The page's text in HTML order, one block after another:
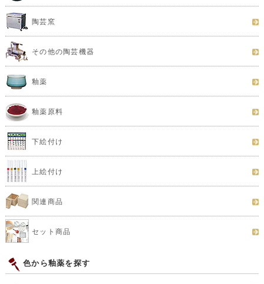
陶芸窯
その他の陶芸機器
釉薬
釉薬原料
下絵付け
上絵付け
関連商品
セット商品
色から釉薬を探す